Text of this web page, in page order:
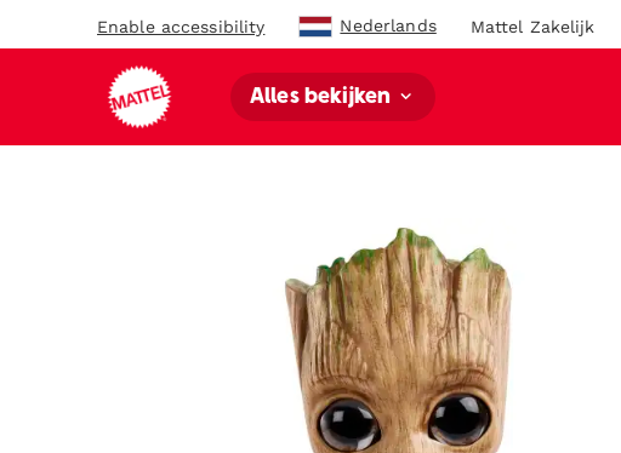
Enable accessibility Nederlands Mattel Zakelijk
Alles bekijken